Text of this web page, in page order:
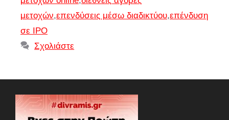
μετοχών,επενδύσεις μέσω διαδικτύου,επένδυση
σε IPO
Σχολιάστε